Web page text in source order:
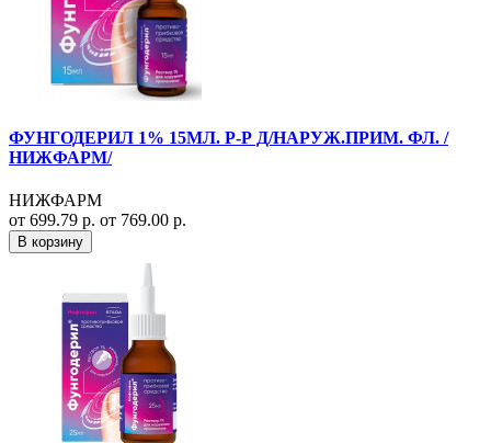
ФУНГОДЕРИЛ 1% 15МЛ. Р-Р Д/НАРУЖ.ПРИМ. ФЛ. /
НИЖФАРМ/
НИЖФАРМ
от 699.79 р. от 769.00 р.
В корзину